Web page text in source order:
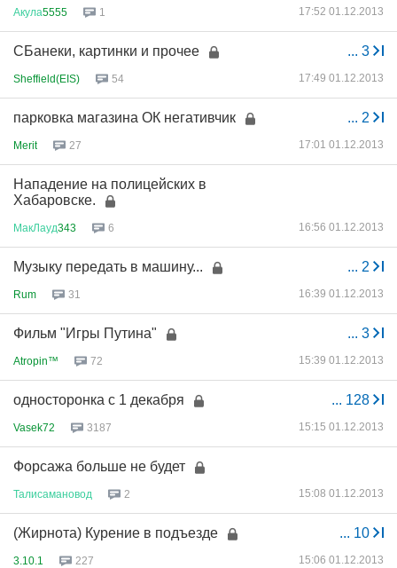
Акула5555 1 17:52 01.12.2013
... 3
СБанеки, картинки и прочее
Sheffield(EIS) 54 17:49 01.12.2013
... 2
парковка магазина ОК негативчик
Merit 27 17:01 01.12.2013
Нападение на полицейских в
Хабаровске.
МакЛауд343 6 16:56 01.12.2013
... 2
Музыку передать в машину...
Rum 31 16:39 01.12.2013
... 3
Фильм "Игры Путина"
Atropin™ 72 15:39 01.12.2013
... 128
односторонка с 1 декабря
Vasek72 3187 15:15 01.12.2013
Форсажа больше не будет
Талисамановод 2 15:08 01.12.2013
... 10
(Жирнота) Курение в подъезде
3.10.1 227 15:06 01.12.2013